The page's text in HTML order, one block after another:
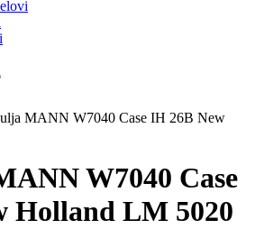
MANN W7040 Case IH 26B New
W7040 Case
Holland LM 5020